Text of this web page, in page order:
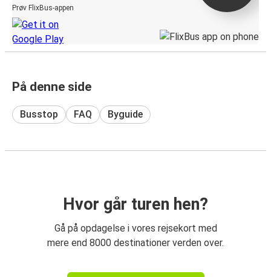
Prøv FlixBus-appen
På denne side
Busstop FAQ Byguide
Hvor går turen hen?
Gå på opdagelse i vores rejsekort med
mere end 8000 destinationer verden over.